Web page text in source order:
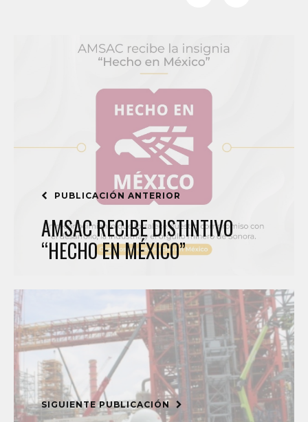
PUBLICACIÓN ANTERIOR
AMSAC RECIBE DISTINTIVO
“HECHO EN MÉXICO”
SIGUIENTE PUBLICACIÓN